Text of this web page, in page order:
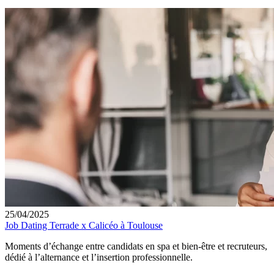
25/04/2025
Job Dating Terrade x Calicéo à Toulouse
Moments d’échange entre candidats en spa et bien-être et recruteurs,
dédié à l’alternance et l’insertion professionnelle.